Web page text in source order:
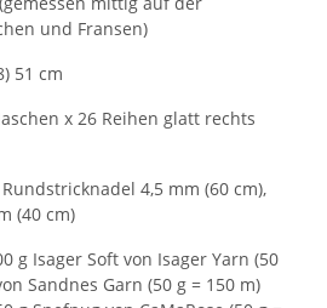
und Fransen)
51 cm
x 26 Reihen glatt rechts
Rundstricknadel 4,5 mm (60 cm),
(40 cm)
g Isager Soft von Isager Yarn (50
Sandnes Garn (50 g = 150 m)